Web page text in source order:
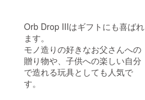
Orb Drop IIIはギフトにも喜ばれ
ます。
モノ造りの好きなお父さんへの
贈り物や、子供への楽しい自分
で造れる玩具としても人気で
す。